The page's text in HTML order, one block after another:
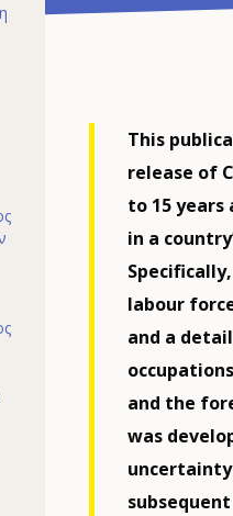
This
release of
to 15
in a
labour
and a
and the
was